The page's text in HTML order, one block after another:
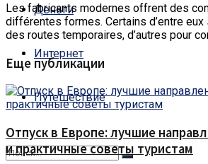
Деньги
Интернет
Путешествие
Les fabricants modernes offrent des
différentes formes. Certains d’entre eux
des routes temporaires, d’autres pour
Еще публикации
Отпуск в Европе: лучшие
и практичные советы туристам